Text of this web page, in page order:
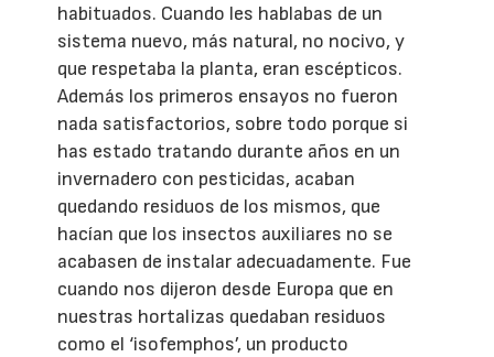
habituados. Cuando les hablabas de un
sistema nuevo, más natural, no nocivo, y
que respetaba la planta, eran escépticos.
Además los primeros ensayos no fueron
nada satisfactorios, sobre todo porque si
has estado tratando durante años en un
invernadero con pesticidas, acaban
quedando residuos de los mismos, que
hacían que los insectos auxiliares no se
acabasen de instalar adecuadamente. Fue
cuando nos dijeron desde Europa que en
nuestras hortalizas quedaban residuos
como el ‘isofemphos’, un producto